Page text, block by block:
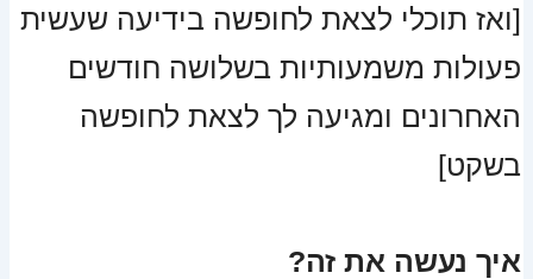
[ואז תוכלי לצאת לחופשה בידיעה שעשית
פעולות משמעותיות בשלושה חודשים
האחרונים ומגיעה לך לצאת לחופשה
בשקט]
איך נעשה את זה?